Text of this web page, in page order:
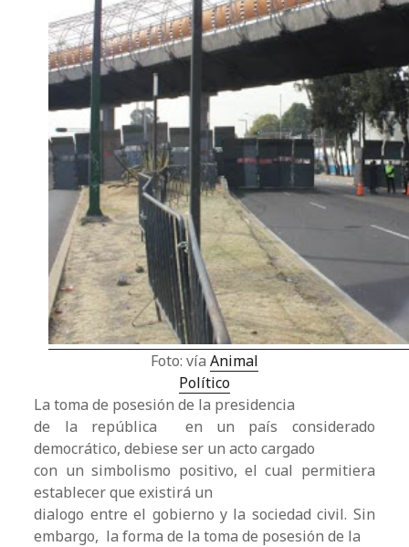
Foto: vía Animal
Político
La toma de posesión de la presidencia
de la república en un país considerado
democrático, debiese ser un acto cargado
con un simbolismo positivo, el cual permitiera
establecer que existirá un
dialogo entre el gobierno y la sociedad civil. Sin
embargo, la forma de la toma de posesión de la